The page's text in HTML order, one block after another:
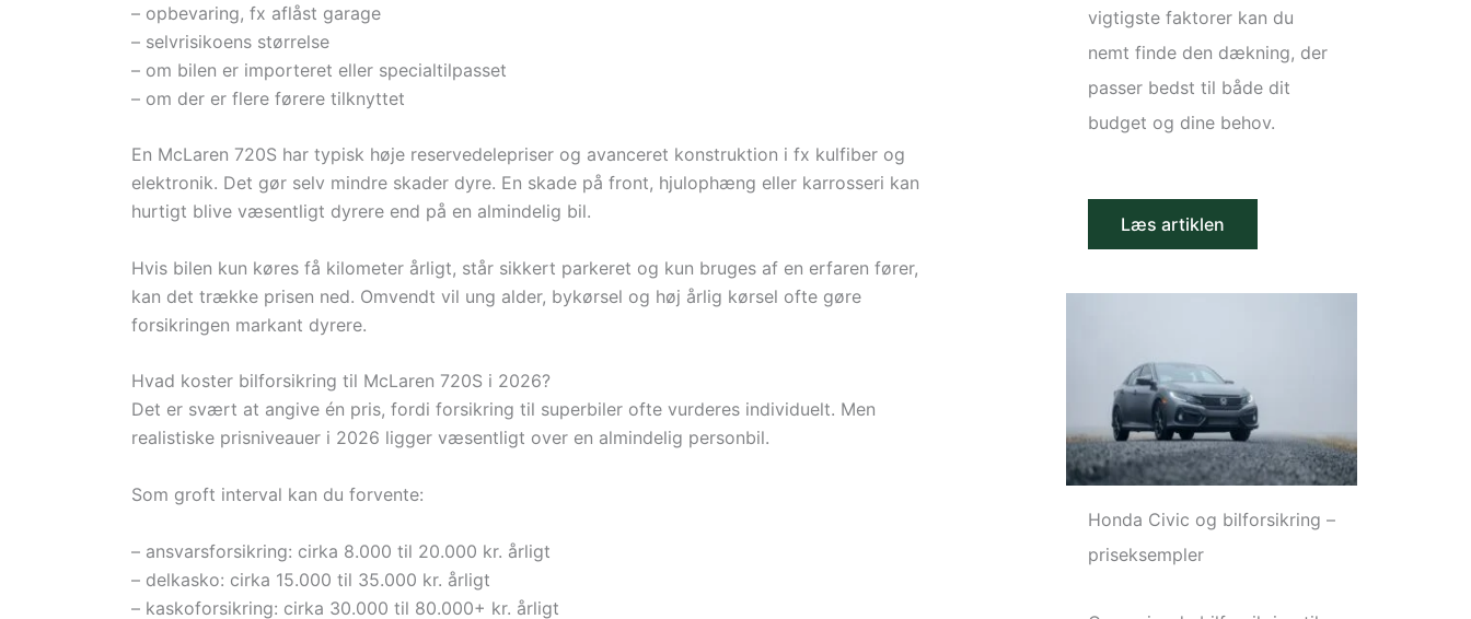
– opbevaring, fx aflåst garage
– selvrisikoens størrelse
– om bilen er importeret eller specialtilpasset
– om der er flere førere tilknyttet
En McLaren 720S har typisk høje reservedelepriser og avanceret konstruktion i fx kulfiber og
elektronik. Det gør selv mindre skader dyre. En skade på front, hjulophæng eller karrosseri kan
hurtigt blive væsentligt dyrere end på en almindelig bil.
Hvis bilen kun køres få kilometer årligt, står sikkert parkeret og kun bruges af en erfaren fører,
kan det trække prisen ned. Omvendt vil ung alder, bykørsel og høj årlig kørsel ofte gøre
forsikringen markant dyrere.
Hvad koster bilforsikring til McLaren 720S i 2026?
Det er svært at angive én pris, fordi forsikring til superbiler ofte vurderes individuelt. Men
realistiske prisniveauer i 2026 ligger væsentligt over en almindelig personbil.
Som groft interval kan du forvente:
– ansvarsforsikring: cirka 8.000 til 20.000 kr. årligt
– delkasko: cirka 15.000 til 35.000 kr. årligt
– kaskoforsikring: cirka 30.000 til 80.000+ kr. årligt
vigtigste faktorer kan du
nemt finde den dækning, der
passer bedst til både dit
budget og dine behov.
Læs artiklen
Honda Civic og bilforsikring –
priseksempler